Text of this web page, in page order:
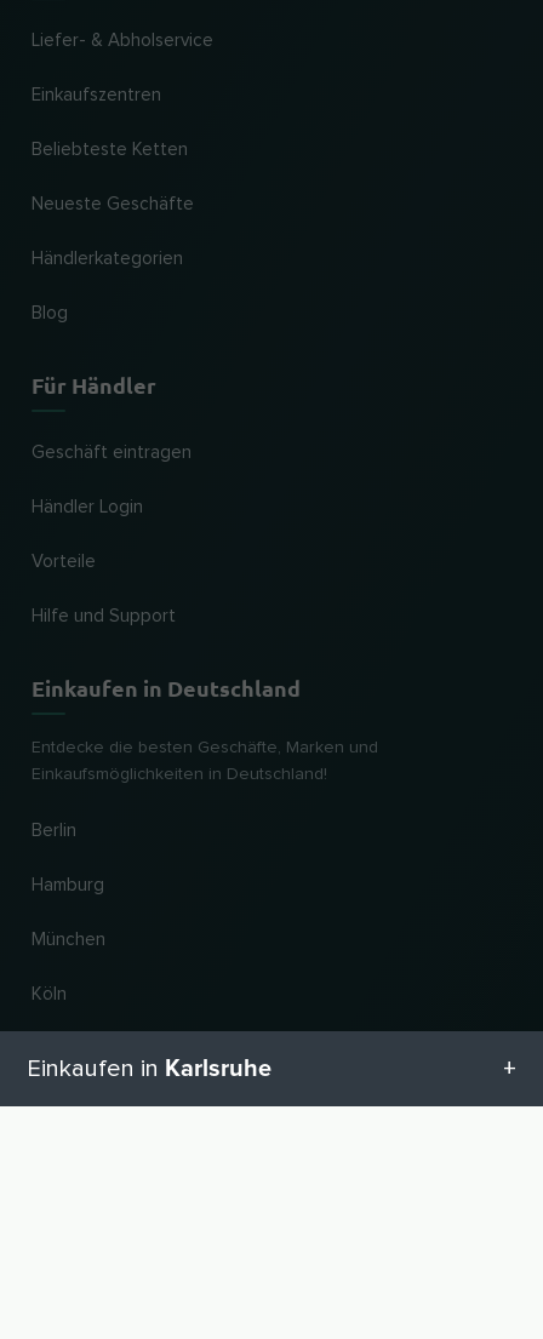
Liefer- & Abholservice
Einkaufszentren
Beliebteste Ketten
Neueste Geschäfte
Händlerkategorien
Blog
Für Händler
Geschäft eintragen
Händler Login
Vorteile
Hilfe und Support
Einkaufen in Deutschland
Entdecke die besten Geschäfte, Marken und
Einkaufsmöglichkeiten in Deutschland!
Berlin
Hamburg
München
Köln
Hannover
Einkaufen in Karlsruhe